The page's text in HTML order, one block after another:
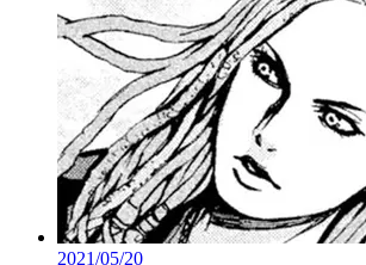
2021/05/20